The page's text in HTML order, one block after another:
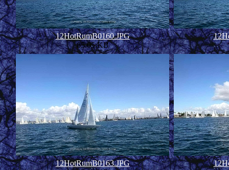
12HotRumB0160.JPG
65.05 KB
12HotRumB0163.JPG